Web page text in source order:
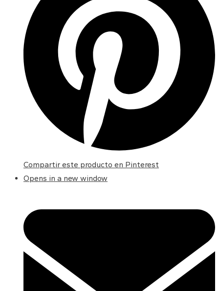
Compartir este producto en Pinterest
Opens in a new window